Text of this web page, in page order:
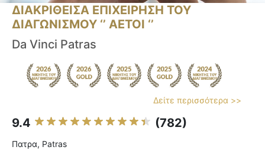
ΔΙΑΚΡΙΘΕΙΣΑ ΕΠΙΧΕΙΡΗΣΗ ΤΟΥ
ΔΙΑΓΩΝΙΣΜΟΥ ‘’ ΑΕΤΟΙ ‘’
Da Vinci Patras
Δείτε περισσότερα >>
9.4 (782)
Πατρα, Patras